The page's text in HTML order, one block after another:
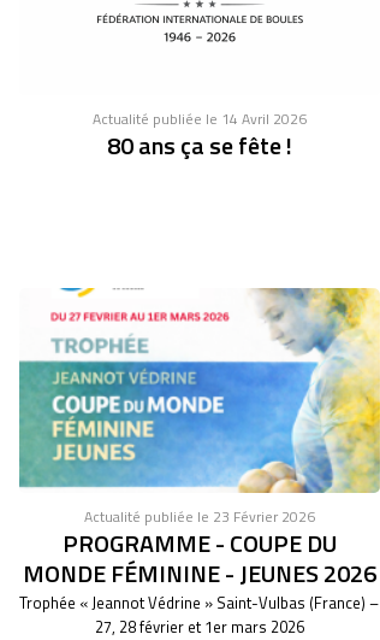
Actualité publiée le 14 Avril 2026
80 ans ça se fête !
Actualité publiée le 23 Février 2026
PROGRAMME - COUPE DU
MONDE FÉMININE - JEUNES 2026
Trophée « Jeannot Védrine » Saint-Vulbas (France) –
27, 28 février et 1er mars 2026